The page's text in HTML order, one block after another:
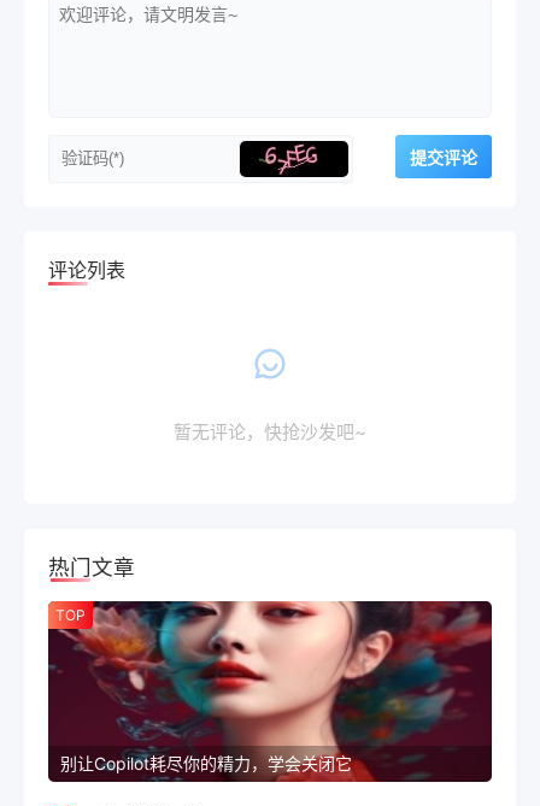
评论列表
暂无评论，快抢沙发吧~
热门文章
TOP
别让Copilot耗尽你的精力，学会关闭它